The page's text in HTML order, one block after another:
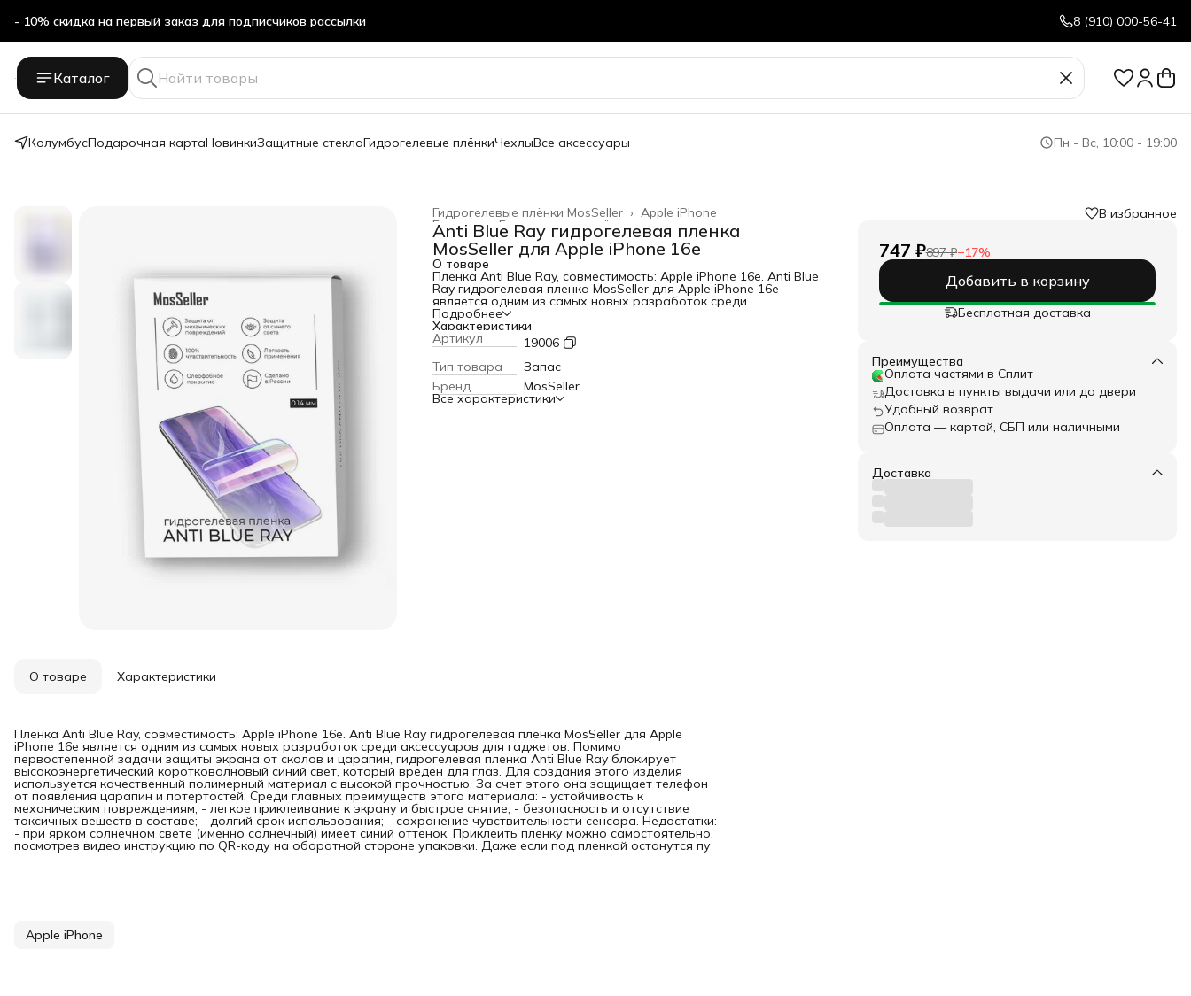
- 10% скидка на первый заказ для подписчиков рассылки
Бесплатная доставка в ПВЗ Яндекс Маркет
8 (910) 000-56-41
Каталог
КолумбусПодарочная картаНовинкиЗащитные стеклаГидрогелевые плёнкиЧехлыВсе аксессуары Пн - Вс, 10:00 - 19:00
Apple iPhone
Гидрогелевые плёнки MosSeller ›
Гидрогелевые плёнки ›
Главная ›
Anti Blue Ray гидрогелевая пленка
MosSeller для Apple iPhone 16e
О товаре
Пленка Anti Blue Ray, совместимость: Apple iPhone 16e. Anti Blue
Ray гидрогелевая пленка MosSeller для Apple iPhone 16e
является одним из самых новых разработок среди
аксессуаров для гаджетов. Помимо первостепенной задачи
защиты экрана от сколов и царапин, гидрогелевая пленка Anti
Blue Ray блокирует высокоэнергетический коротковолновый
синий свет, который вреден для глаз. Для создания этого
изделия используется качественный полимерный материал с
высокой прочностью. За счет этого она защищает телефон от
появления царапин и потертостей. Среди главных
преимуществ этого материала: - устойчивость к механическим
Подробнее
Характеристики
Артикул
19006
Тип товара
Запас
Бренд
MosSeller
Все характеристики
В избранное
747 ₽897 ₽−17%
Добавить в корзину
Бесплатная доставка
Преимущества
Оплата частями в Сплит
Доставка в пункты выдачи или до двери
Удобный возврат
Оплата — картой, СБП или наличными
Доставка
О товаре Характеристики
Пленка Anti Blue Ray, совместимость: Apple iPhone 16e. Anti Blue Ray гидрогелевая пленка MosSeller для Apple
iPhone 16e является одним из самых новых разработок среди аксессуаров для гаджетов. Помимо
первостепенной задачи защиты экрана от сколов и царапин, гидрогелевая пленка Anti Blue Ray блокирует
высокоэнергетический коротковолновый синий свет, который вреден для глаз. Для создания этого изделия
используется качественный полимерный материал с высокой прочностью. За счет этого она защищает телефон
от появления царапин и потертостей. Среди главных преимуществ этого материала: - устойчивость к
механическим повреждениям; - легкое приклеивание к экрану и быстрое снятие; - безопасность и отсутствие
токсичных веществ в составе; - долгий срок использования; - сохранение чувствительности сенсора. Недостатки:
- при ярком солнечном свете (именно солнечный) имеет синий оттенок. Приклеить пленку можно самостоятельно,
посмотрев видео инструкцию по QR-коду на оборотной стороне упаковки. Даже если под пленкой останутся пу
Apple iPhone